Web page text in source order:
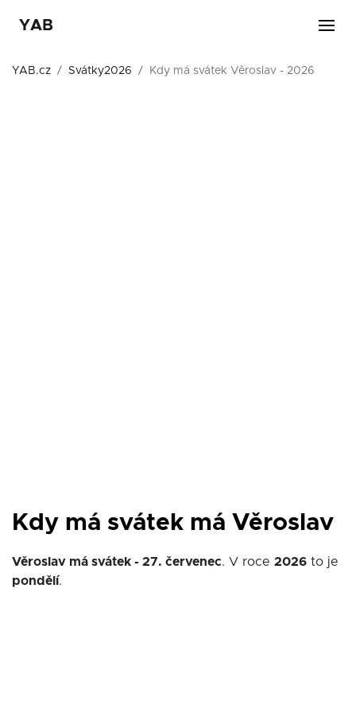
YAB
YAB.cz Svátky2026 Kdy má svátek Věroslav - 2026
Kdy má svátek má Věroslav
Věroslav má svátek - 27. červenec. V roce 2026 to je
pondělí.